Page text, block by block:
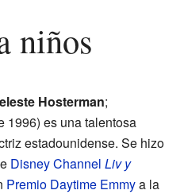
niños
Hosterman;
1996) es una talentosa
estadounidense. Se hizo
Disney Channel Liv y
Premio Daytime Emmya la